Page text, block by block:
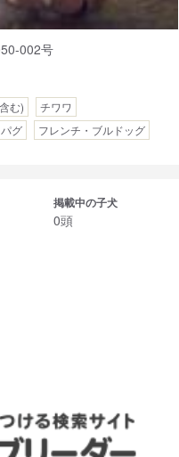
002号
む)
チワワ
パグ フレンチ・ブルドッグ
掲載中の子犬
0頭